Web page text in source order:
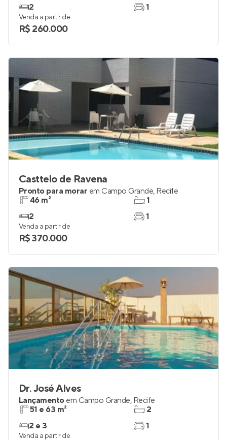
2
1
Venda a partir de
R$ 260.000
Casttelo de Ravena
Pronto para morar em Campo Grande, Recife
46 m²
2
1
1
Venda a partir de
R$ 370.000
Dr. José Alves
Lançamento em Campo Grande, Recife
51 e 63 m²
2 e 3
2
1
Venda a partir de